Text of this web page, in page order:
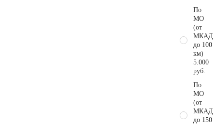
По
МО
(от
МКАД
до 100
км)
5.000
руб.
По
МО
(от
МКАД
до 150